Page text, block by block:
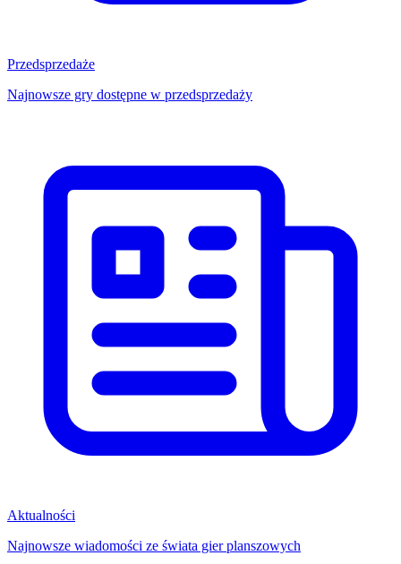
Przedsprzedaże
Najnowsze gry dostępne w przedsprzedaży
Aktualności
Najnowsze wiadomości ze świata gier planszowych